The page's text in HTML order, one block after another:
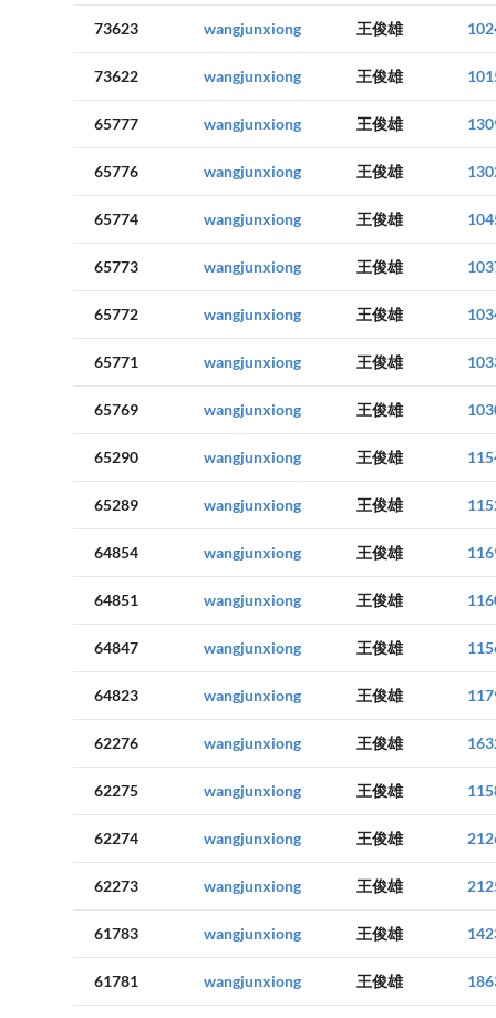
73623 wangjunxiong 王俊雄
73622 wangjunxiong 王俊雄
65777 wangjunxiong 王俊雄
65776 wangjunxiong 王俊雄
65774 wangjunxiong 王俊雄
65773 wangjunxiong 王俊雄
65772 wangjunxiong 王俊雄
65771 wangjunxiong 王俊雄
65769 wangjunxiong 王俊雄
65290 wangjunxiong 王俊雄
65289 wangjunxiong 王俊雄
64854 wangjunxiong 王俊雄
64851 wangjunxiong 王俊雄
64847 wangjunxiong 王俊雄
64823 wangjunxiong 王俊雄
62276 wangjunxiong 王俊雄
62275 wangjunxiong 王俊雄
62274 wangjunxiong 王俊雄
62273 wangjunxiong 王俊雄
61783 wangjunxiong 王俊雄
61781 wangjunxiong 王俊雄